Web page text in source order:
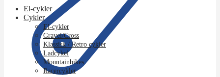
El-cykler
Cykler
El-cykler
Gravel/Cross
Klassisk / Retro cykler
Ladcykel
Mountainbikes
Racercykler